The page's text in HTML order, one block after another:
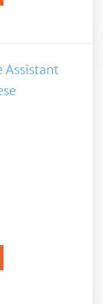
Assistant